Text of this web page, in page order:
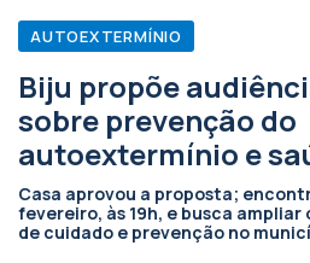
AUTOEXTERMÍNIO
Biju propõe
sobre prevenção do
autoextermínio e
Casa aprovou a proposta;
fevereiro, às 19h, e busca
de cuidado e prevenção no